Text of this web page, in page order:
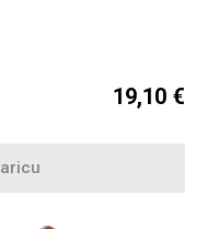
19,10 €